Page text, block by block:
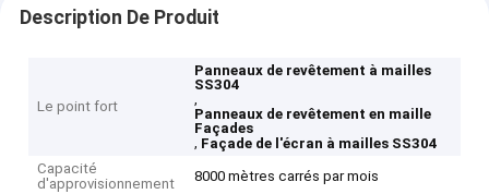
Description De Produit
Le point fort
Panneaux de revêtement à mailles
SS304
,
Panneaux de revêtement en maille
Façades
, Façade de l'écran à mailles SS304
Capacité
d'approvisionnement
8000 mètres carrés par mois